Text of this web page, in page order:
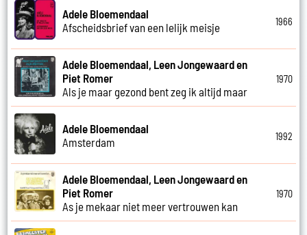
Adele Bloemendaal
Afscheidsbrief van een lelijk meisje
1966
Adele Bloemendaal, Leen Jongewaard en
Piet Romer
Als je maar gezond bent zeg ik altijd maar
1970
Adele Bloemendaal
Amsterdam
1992
Adele Bloemendaal, Leen Jongewaard en
Piet Romer
As je mekaar niet meer vertrouwen kan
1970